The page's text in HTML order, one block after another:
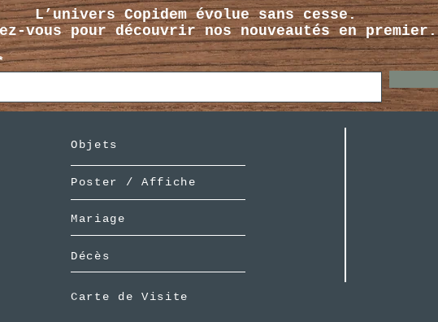
L’univers Copidem évolue sans cesse.
vous pour découvrir nos nouveautés en premier.
Objets
Poster / Affiche
Mariage
Décès
Carte de Visite